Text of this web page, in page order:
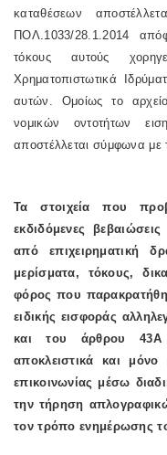
καταθέσεων
ΠΟΛ.1033/28.1.2014
τόκους αυτούς
Χρηματοπιστωτικά
αυτών. Ομοίως το
νομικών οντοτήτων
αποστέλλεται σύμφωνα με
Τα στοιχεία που
εκδιδόμενες
από επιχειρηματική
μερίσματα, τόκους,
φόρος που
ειδικής εισφοράς
και του άρθρου 43Α
αποκλειστικά και
επικοινωνίας μέσω
την τήρηση
τον τρόπο ενημέρωσης